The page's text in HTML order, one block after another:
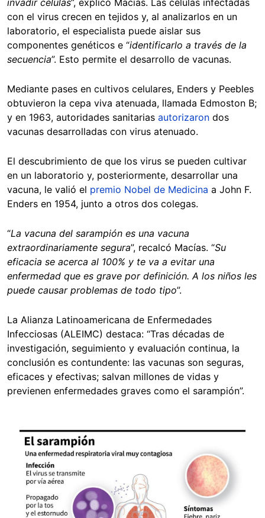
invadir células”, explicó Macías. Las células infectadas
con el virus crecen en tejidos y, al analizarlos en un
laboratorio, el especialista puede aislar sus
componentes genéticos e “identificarlo a través de la
secuencia”. Esto permite el desarrollo de vacunas.
Mediante pases en cultivos celulares, Enders y Peebles
obtuvieron la cepa viva atenuada, llamada Edmoston B;
y en 1963, autoridades sanitarias autorizaron dos
vacunas desarrolladas con virus atenuado.
El descubrimiento de que los virus se pueden cultivar
en un laboratorio y, posteriormente, desarrollar una
vacuna, le valió el premio Nobel de Medicina a John F.
Enders en 1954, junto a otros dos colegas.
“La vacuna del sarampión es una vacuna
extraordinariamente segura”, recalcó Macías. “Su
eficacia se acerca al 100% y te va a evitar una
enfermedad que es grave por definición. A los niños les
puede causar problemas de todo tipo”.
La Alianza Latinoamericana de Enfermedades
Infecciosas (ALEIMC) destaca: “Tras décadas de
investigación, seguimiento y evaluación continua, la
conclusión es contundente: las vacunas son seguras,
eficaces y efectivas; salvan millones de vidas y
previenen enfermedades graves como el sarampión”.
Image